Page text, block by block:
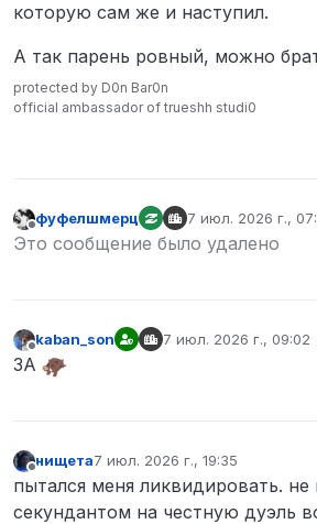
которую сам же и наступил.
А так парень ровный, можно
protected by D0n Bar0n
official ambassador of trueshh studi0
Не в сети
фуфелшмерц 7 июл. 2026 г.,
отредактировано
Это сообщение было удалено
Не в сети
kaban_son 7 июл. 2026 г., 09:02
отредактировано
ЗА
нищета7 июл. 2026 г., 19:35
отредактировано
пытался меня ликвидировать.
секундантом на честную дуэль